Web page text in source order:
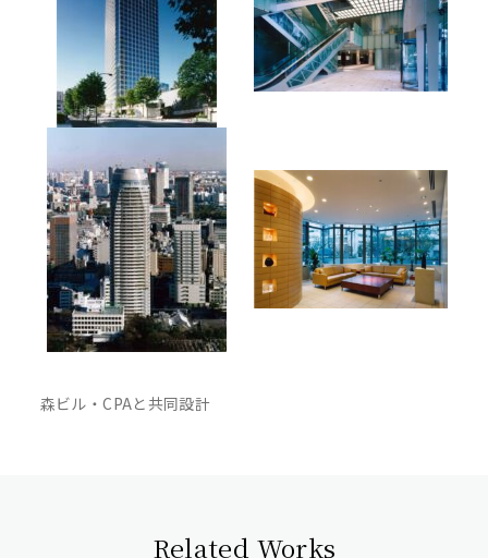
森ビル・CPAと共同設計
Related Works